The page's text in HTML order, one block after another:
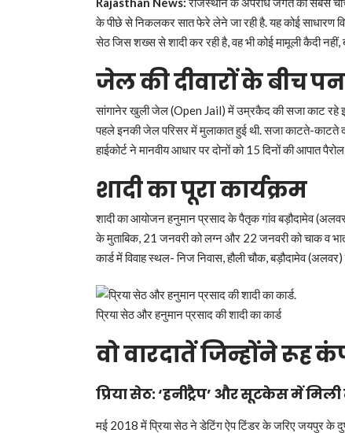
के पीछे से निकलकर सात फेरे लेने जा रही है. यह कोई साधारण
सेठ जिस शख्स से शादी कर रही है, वह भी कोई मामूली कैदी नहीं,
जेल की दीवारों के बीच
सांगानेर खुली जेल (Open Jail) में उम्रकैद की सजा काट रहे इन
पहले इनकी जेल परिसर में मुलाकात हुई थी. सजा काटते-
हाईकोर्ट ने मानवीय आधार पर दोनों को 15 दिनों की आपात
शादी का पूरा कार्यक्रम
शादी का आयोजन हनुमान प्रसाद के पैतृक गांव बड़ौदामेव
के मुताबिक, 21 जनवरी को लग्न और 22 जनवरी को चाक व भात
कार्ड में विवाह स्थल- निज निवास, हौली चौक, बड़ौदामेव (अलवर)
प्रिया सेठ और हनुमान प्रसाद की शादी का कार्ड
वो वारदातें जिन्होंने रूह
प्रिया सेठ: ‘हनीट्रैप’ और सूटकेस में
मई 2018 में प्रिया सेठ ने डेटिंग ऐप टिंडर के जरिए जयपुर के